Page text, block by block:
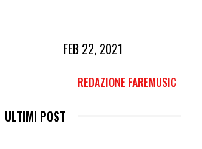
FEB 22, 2021
REDAZIONE FAREMUSIC
ULTIMI POST